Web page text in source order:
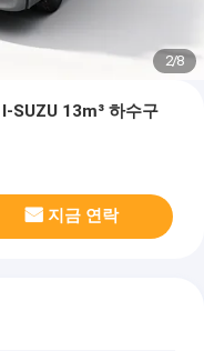
2/8
SUZU 13m³ 하수구
지금 연락